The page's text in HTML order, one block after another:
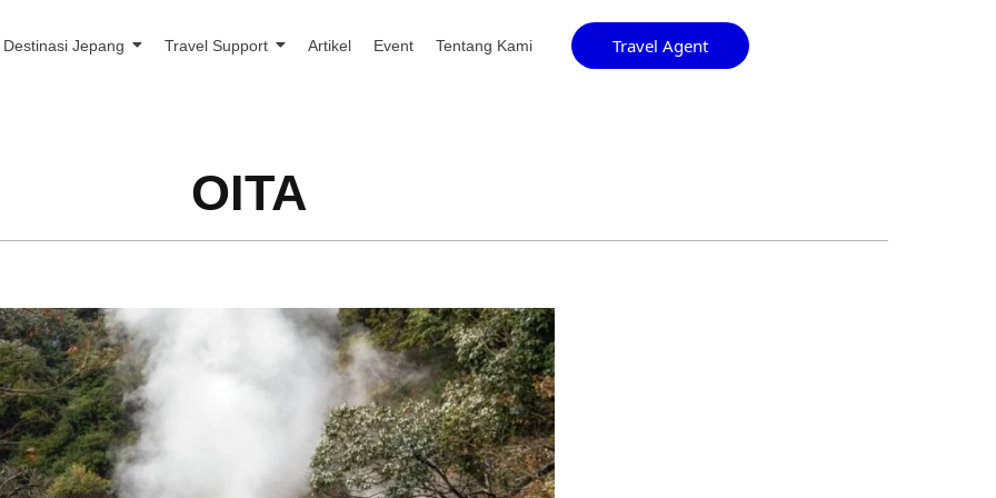
Destinasi Jepang Travel Support Artikel Event Tentang Kami Travel Agent
OITA